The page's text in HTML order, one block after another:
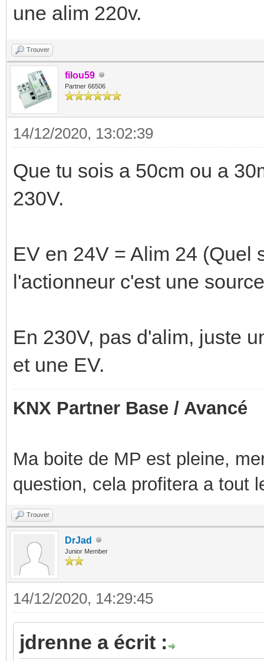
une alim 220v.
Trouver
filou59
Partner 66506
14/12/2020, 13:02:39
Que tu sois a 50cm ou a
230V.
EV en 24V = Alim 24 (Quel
l'actionneur c'est une
En 230V, pas d'alim, juste
et une EV.
KNX Partner Base / Avancé
Ma boite de MP est pleine,
question, cela profitera a tout
Trouver
DrJad
Junior Member
14/12/2020, 14:29:45
jdrenne a écrit :